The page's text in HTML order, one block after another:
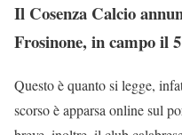
Il Cosenza Calcio
Frosinone, in campo il
Questo è quanto si legge,
scorso è apparsa online sul